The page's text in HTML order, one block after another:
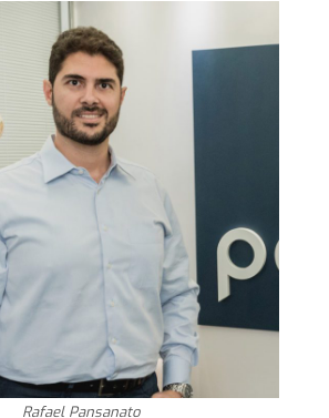
Rafael Pansanato